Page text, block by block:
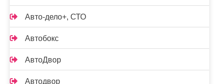
Авто-дело+, СТО
Автобокс
АвтоДвор
Автодвор